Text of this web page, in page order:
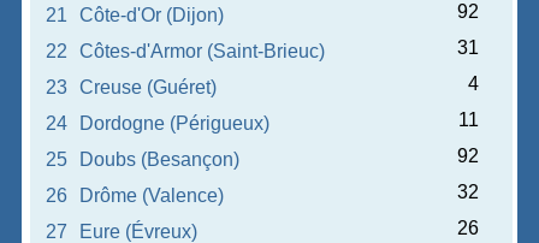
21
Côte-d'Or (Dijon)
92
22
Côtes-d'Armor (Saint-Brieuc)
31
23
Creuse (Guéret)
4
24
Dordogne (Périgueux)
11
25
Doubs (Besançon)
92
26
Drôme (Valence)
32
27
Eure (Évreux)
26